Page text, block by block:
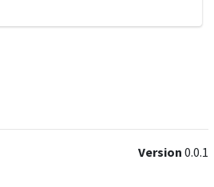
Version 0.0.1